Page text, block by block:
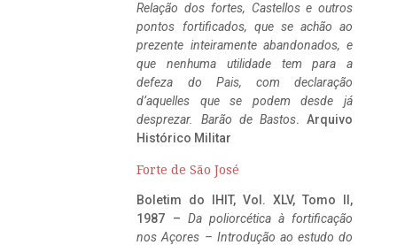
Relação dos fortes, Castellos e outros
pontos fortificados, que se achão ao
prezente inteiramente abandonados, e
que nenhuma utilidade tem para a
defeza do Pais, com declaração
d’aquelles que se podem desde já
desprezar. Barão de Bastos. Arquivo
Histórico Militar
Forte de São José
Boletim do IHIT, Vol. XLV, Tomo II,
1987 – Da poliorcética à fortificação
nos Açores – Introdução ao estudo do